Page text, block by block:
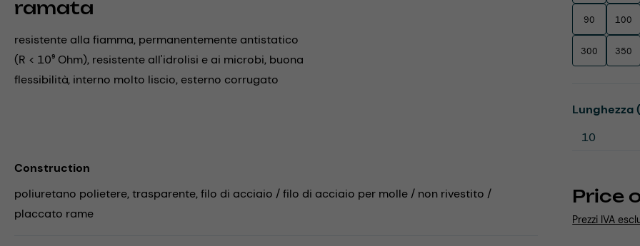
ramata
resistente alla fiamma, permanentemente antistatico
(R < 10⁹ Ohm), resistente all'idrolisi e ai microbi, buona
flessibilità, interno molto liscio, esterno corrugato
Price
Prezzi IVA
90 100
300 350
Select
Lunghezza
Construction
poliuretano polietere, trasparente, filo di acciaio / filo di acciaio per molle / non rivestito /
placcato rame